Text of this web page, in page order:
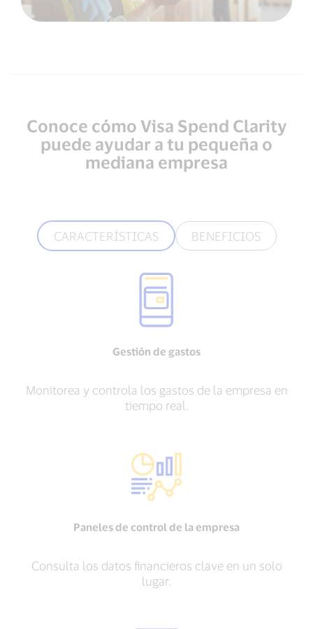
Conoce cómo Visa Spend Clarity
puede ayudar a tu pequeña o
mediana empresa
CARACTERÍSTICAS BENEFICIOS
Gestión de gastos
Monitorea y controla los gastos de la empresa en
tiempo real.
Paneles de control de la empresa
Consulta los datos financieros clave en un solo
lugar.